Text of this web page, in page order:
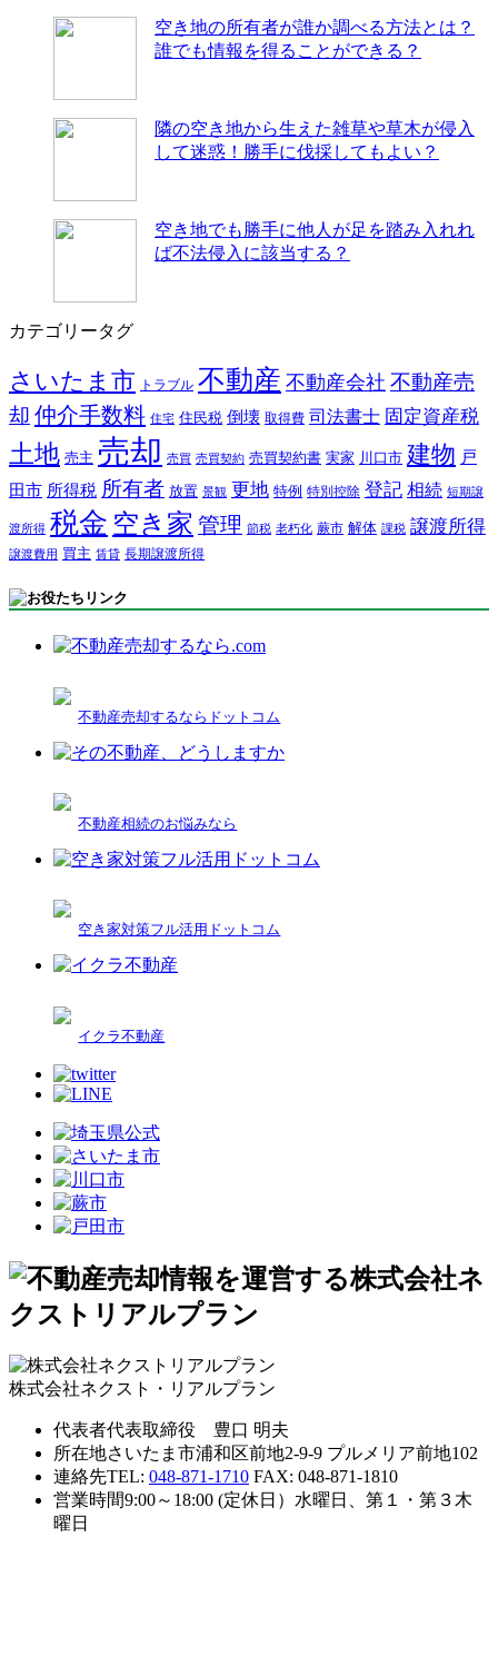
空き地の所有者が誰か調べる方法とは？
誰でも情報を得ることができる？
隣の空き地から生えた雑草や草木が侵入
して迷惑！勝手に伐採してもよい？
空き地でも勝手に他人が足を踏み入れれ
ば不法侵入に該当する？
カテゴリータグ
さいたま市 トラブル 不動産 不動産会社 不動産売
却 仲介手数料 住宅 住民税 倒壊 取得費 司法書士 固定資産税
土地 売主 売却 売買 売買契約 売買契約書 実家 川口市 建物 戸
田市 所得税 所有者 放置 景観 更地 特例 特別控除 登記 相続 短期譲
渡所得 税金 空き家 管理 節税 老朽化 蕨市 解体 課税 譲渡所得
譲渡費用 買主 賃貸 長期譲渡所得
不動産売却するならドットコム
不動産相続のお悩みなら
空き家対策フル活用ドットコム
イクラ不動産
株式会社ネクスト・リアルプラン
代表者代表取締役 豊口 明夫
所在地さいたま市浦和区前地2-9-9 プルメリア前地102
連絡先TEL: 048-871-1710 FAX: 048-871-1810
営業時間9:00～18:00 (定休日）水曜日、第１・第３木
曜日